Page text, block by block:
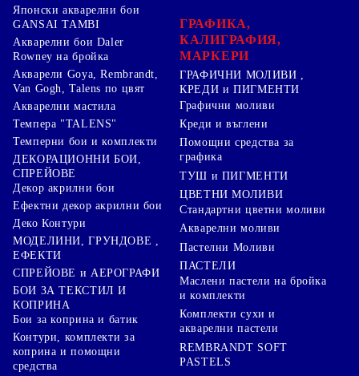
Японски акварелни бои
GANSAI TAMBI
Акварелни бои Daler
Rowney на бройка
Акварели Goya, Rembrandt,
Van Gogh, Talens по цвят
Акварелни мастила
Темпера "TALENS"
Темперни бои и комплекти
ДЕКОРАЦИОННИ БОИ,
СПРЕЙОВЕ
Декор акрилни бои
Ефектни декор акрилни бои
Деко Контури
МОДЕЛИНИ, ГРУНДОВЕ ,
ЕФЕКТИ
СПРЕЙОВЕ и АЕРОГРАФИ
БОИ ЗА ТЕКСТИЛ И
КОПРИНА
Бои за коприна и батик
Контури, комплекти за
коприна и помощни
средства
ГРАФИКА,
КАЛИГРАФИЯ,
МАРКЕРИ
ГРАФИЧНИ МОЛИВИ ,
КРЕДИ и ПИГМЕНТИ
Графични моливи
Креди и въглени
Помощни средства за
графика
ТУШ и ПИГМЕНТИ
ЦВЕТНИ МОЛИВИ
Стандартни цветни моливи
Акварелни моливи
Пастелни Моливи
ПАСТЕЛИ
Маслени пастели на бройка
и комплекти
Комплекти сухи и
акварелни пастели
REMBRANDT SOFT
PASTELS